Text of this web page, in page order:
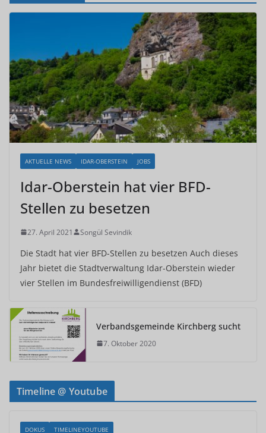
AKTUELLE NEWS IDAR-OBERSTEIN JOBS
Idar-Oberstein hat vier BFD-
Stellen zu besetzen
27. April 2021 Songül Sevindik
Die Stadt hat vier BFD-Stellen zu besetzen Auch dieses
Jahr bietet die Stadtverwaltung Idar-Oberstein wieder
vier Stellen im Bundesfreiwilligendienst (BFD)
Verbandsgemeinde Kirchberg sucht
7. Oktober 2020
Timeline @ Youtube
DOKUS TIMELINEYOUTUBE